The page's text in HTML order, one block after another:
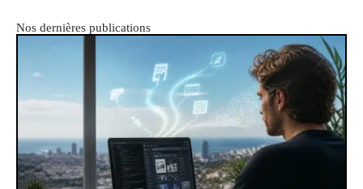
Nos dernières publications